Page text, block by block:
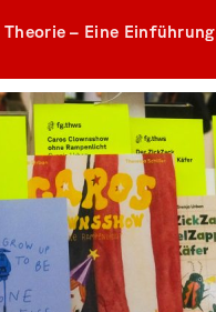
– Eine Einführung